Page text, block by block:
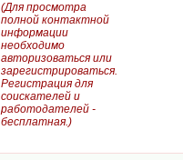
(Для просмотра
полной контактной
информации
необходимо
авторизоваться или
зарегистрироваться.
Регистрация для
соискателей и
работодателей -
бесплатная.)